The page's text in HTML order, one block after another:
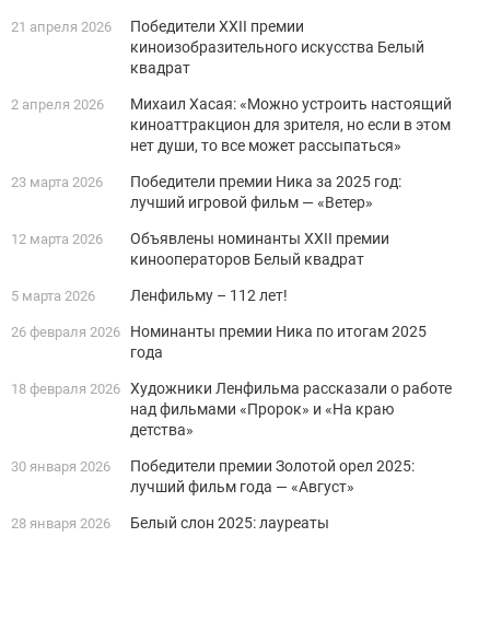
21 апреля 2026
Победители XXII премии
киноизобразительного искусства Белый
квадрат
2 апреля 2026
Михаил Хасая: «Можно устроить настоящий
киноаттракцион для зрителя, но если в этом
нет души, то все может рассыпаться»
23 марта 2026
Победители премии Ника за 2025 год:
лучший игровой фильм — «Ветер»
12 марта 2026
Объявлены номинанты XXII премии
кинооператоров Белый квадрат
5 марта 2026 Ленфильму – 112 лет!
26 февраля 2026
Номинанты премии Ника по итогам 2025
года
18 февраля 2026 Художники Ленфильма рассказали о работе
над фильмами «Пророк» и «На краю
детства»
30 января 2026
Победители премии Золотой орел 2025:
лучший фильм года — «Август»
28 января 2026 Белый слон 2025: лауреаты